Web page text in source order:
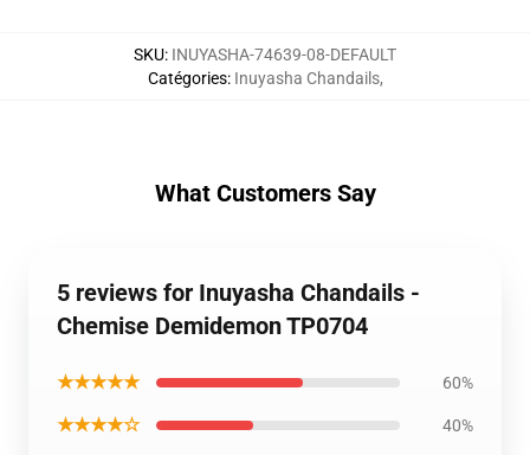
SKU: INUYASHA-74639-08-DEFAULT
Catégories: Inuyasha Chandails,
What Customers Say
5 reviews for Inuyasha Chandails -
Chemise Demidemon TP0704
★★★★★ 60%
★★★★☆ 40%